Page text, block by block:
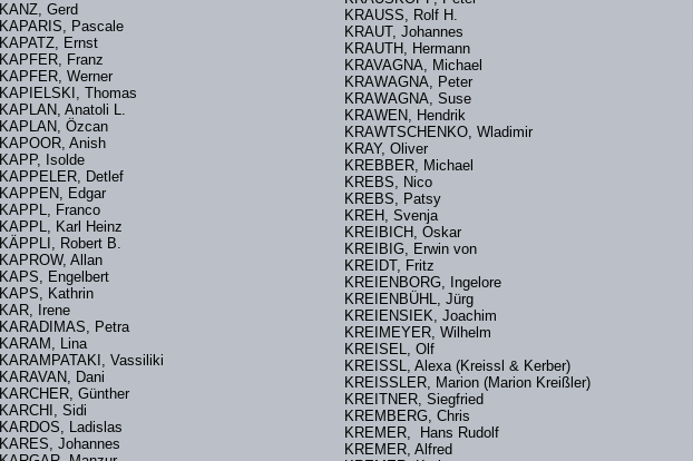
KANZ, Gerd
KAPARIS, Pascale
KAPATZ, Ernst
KAPFER, Franz
KAPFER, Werner
KAPIELSKI, Thomas
KAPLAN, Anatoli L.
KAPLAN, Özcan
KAPOOR, Anish
KAPP, Isolde
KAPPELER, Detlef
KAPPEN, Edgar
KAPPL, Franco
KAPPL, Karl Heinz
KÄPPLI, Robert B.
KAPROW, Allan
KAPS, Engelbert
KAPS, Kathrin
KAR, Irene
KARADIMAS, Petra
KARAM, Lina
KARAMPATAKI, Vassiliki
KARAVAN, Dani
KARCHER, Günther
KARCHI, Sidi
KARDOS, Ladislas
KARES, Johannes
KRAUSS, Rolf H.
KRAUT, Johannes
KRAUTH, Hermann
KRAVAGNA, Michael
KRAWAGNA, Peter
KRAWAGNA, Suse
KRAWEN, Hendrik
KRAWTSCHENKO, Wladimir
KRAY, Oliver
KREBBER, Michael
KREBS, Nico
KREBS, Patsy
KREH, Svenja
KREIBICH, Oskar
KREIBIG, Erwin von
KREIDT, Fritz
KREIENBORG, Ingelore
KREIENBÜHL, Jürg
KREIENSIEK, Joachim
KREIMEYER, Wilhelm
KREISEL, Olf
KREISSL, Alexa (Kreissl & Kerber)
KREISSLER, Marion (Marion Kreißler)
KREITNER, Siegfried
KREMBERG, Chris
KREMER, Hans Rudolf
KREMER, Alfred